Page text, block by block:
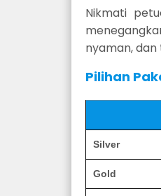
Nikmati
nyaman,
Pilihan
Silver
Gold